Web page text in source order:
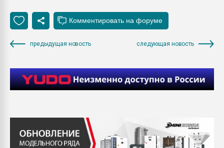
предыдущая новость следующая новость